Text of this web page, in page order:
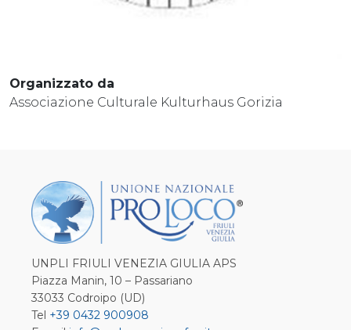
Organizzato da
Associazione Culturale Kulturhaus Gorizia
UNPLI FRIULI VENEZIA GIULIA APS
Piazza Manin, 10 – Passariano
33033 Codroipo (UD)
Tel +39 0432 900908